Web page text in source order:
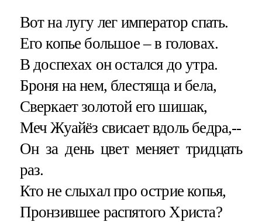
Вот на лугу лег император спать.
Его копье большое – в головах.
В доспехах он остался до утра.
Броня на нем, блестяща и бела,
Сверкает золотой его шишак,
Меч Жуайёз свисает вдоль бедра,--
Он за день цвет меняет тридцать
раз.
Кто не слыхал про острие копья,
Пронзившее распятого Христа?